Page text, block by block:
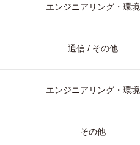
エンジニアリング・環境
通信 / その他
エンジニアリング・環境
その他